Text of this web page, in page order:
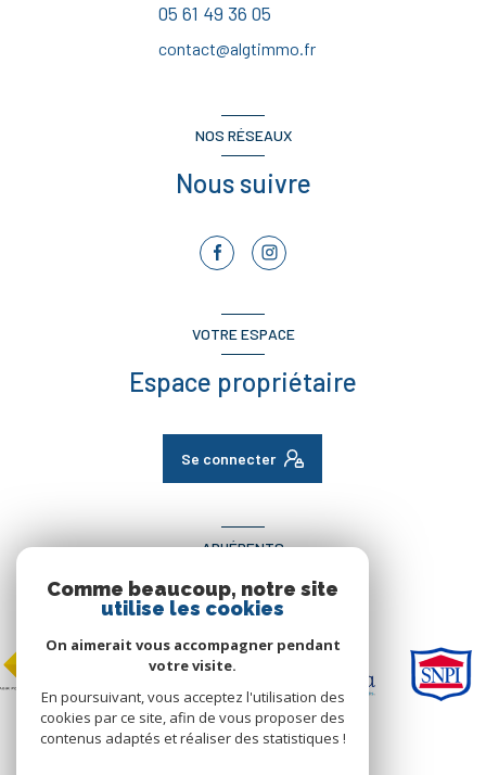
05 61 49 36 05
contact@algtimmo.fr
NOS RÉSEAUX
Nous suivre
VOTRE ESPACE
Espace propriétaire
Se connecter
ADHÉRENTS
Nous adhérons
Comme beaucoup, notre site
utilise les cookies
On aimerait vous accompagner pendant
votre visite.
En poursuivant, vous acceptez l'utilisation des
cookies par ce site, afin de vous proposer des
contenus adaptés et réaliser des statistiques !